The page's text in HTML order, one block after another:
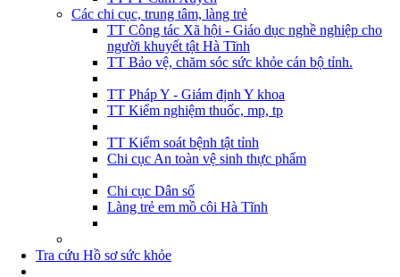
Các chi cục, trung tâm, làng trẻ
TT Công tác Xã hội - Giáo dục nghề nghiệp cho
người khuyết tật Hà Tĩnh
TT Bảo vệ, chăm sóc sức khỏe cán bộ tỉnh.
TT Pháp Y - Giám định Y khoa
TT Kiểm nghiệm thuốc, mp, tp
TT Kiểm soát bệnh tật tỉnh
Chi cục An toàn vệ sinh thực phẩm
Chi cục Dân số
Làng trẻ em mồ côi Hà Tĩnh
Tra cứu Hồ sơ sức khỏe